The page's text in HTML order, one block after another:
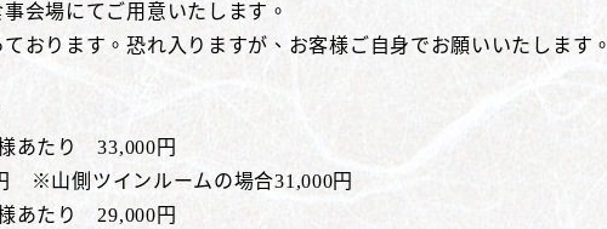
会場にてご用意いたします。
おります。恐れ入りますが、お客様ご自身でお願いいたします。
あたり 33,000円
※山側ツインルームの場合31,000円
あたり 29,000円